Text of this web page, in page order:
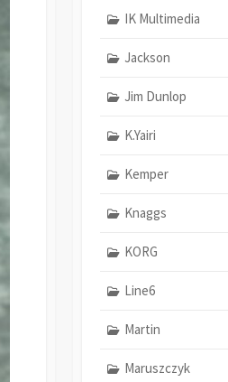
IK Multimedia
Jackson
Jim Dunlop
K.Yairi
Kemper
Knaggs
KORG
Line6
Martin
Maruszczyk